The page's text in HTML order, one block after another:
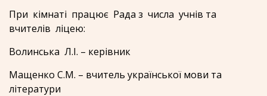
При кімнаті працює Рада з числа учнів та
вчителів ліцею:
Волинська Л.І. – керівник
Мащенко С.М. – вчитель української мови та
літератури